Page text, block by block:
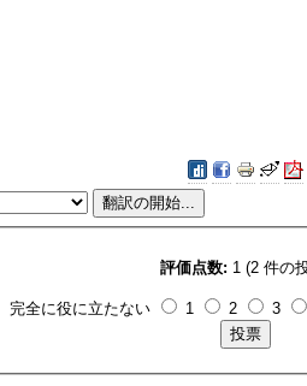
評価点数: 1 (2 件の
完全に役に立たない 1 2 3